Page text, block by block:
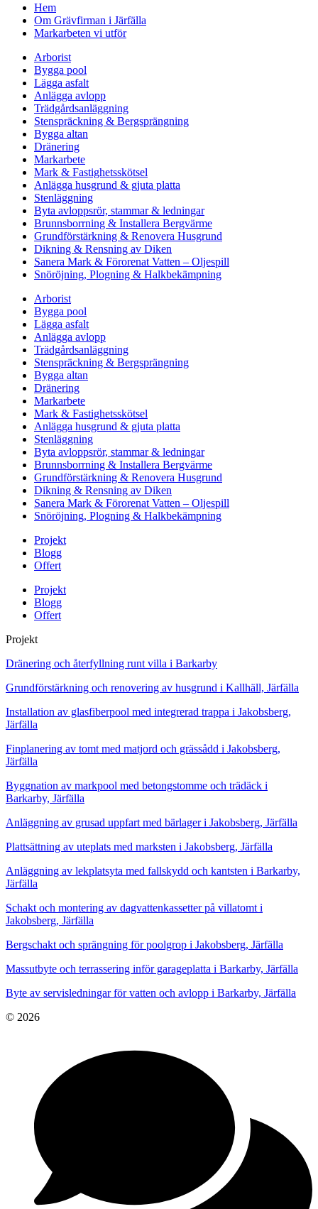
Hem
Om Grävfirman i Järfälla
Markarbeten vi utför
Arborist
Bygga pool
Lägga asfalt
Anlägga avlopp
Trädgårdsanläggning
Stenspräckning & Bergsprängning
Bygga altan
Dränering
Markarbete
Mark & Fastighetsskötsel
Anlägga husgrund & gjuta platta
Stenläggning
Byta avloppsrör, stammar & ledningar
Brunnsborrning & Installera Bergvärme
Grundförstärkning & Renovera Husgrund
Dikning & Rensning av Diken
Sanera Mark & Förorenat Vatten – Oljespill
Snöröjning, Plogning & Halkbekämpning
Arborist
Bygga pool
Lägga asfalt
Anlägga avlopp
Trädgårdsanläggning
Stenspräckning & Bergsprängning
Bygga altan
Dränering
Markarbete
Mark & Fastighetsskötsel
Anlägga husgrund & gjuta platta
Stenläggning
Byta avloppsrör, stammar & ledningar
Brunnsborrning & Installera Bergvärme
Grundförstärkning & Renovera Husgrund
Dikning & Rensning av Diken
Sanera Mark & Förorenat Vatten – Oljespill
Snöröjning, Plogning & Halkbekämpning
Projekt
Blogg
Offert
Projekt
Blogg
Offert
Projekt
Dränering och återfyllning runt villa i Barkarby
Grundförstärkning och renovering av husgrund i Kallhäll, Järfälla
Installation av glasfiberpool med integrerad trappa i Jakobsberg,
Järfälla
Finplanering av tomt med matjord och grässådd i Jakobsberg,
Järfälla
Byggnation av markpool med betongstomme och trädäck i
Barkarby, Järfälla
Anläggning av grusad uppfart med bärlager i Jakobsberg, Järfälla
Plattsättning av uteplats med marksten i Jakobsberg, Järfälla
Anläggning av lekplatsyta med fallskydd och kantsten i Barkarby,
Järfälla
Schakt och montering av dagvattenkassetter på villatomt i
Jakobsberg, Järfälla
Bergschakt och sprängning för poolgrop i Jakobsberg, Järfälla
Massutbyte och terrassering inför garageplatta i Barkarby, Järfälla
Byte av servisledningar för vatten och avlopp i Barkarby, Järfälla
© 2026